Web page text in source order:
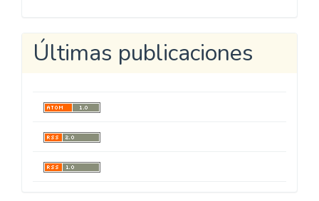
Últimas publicaciones